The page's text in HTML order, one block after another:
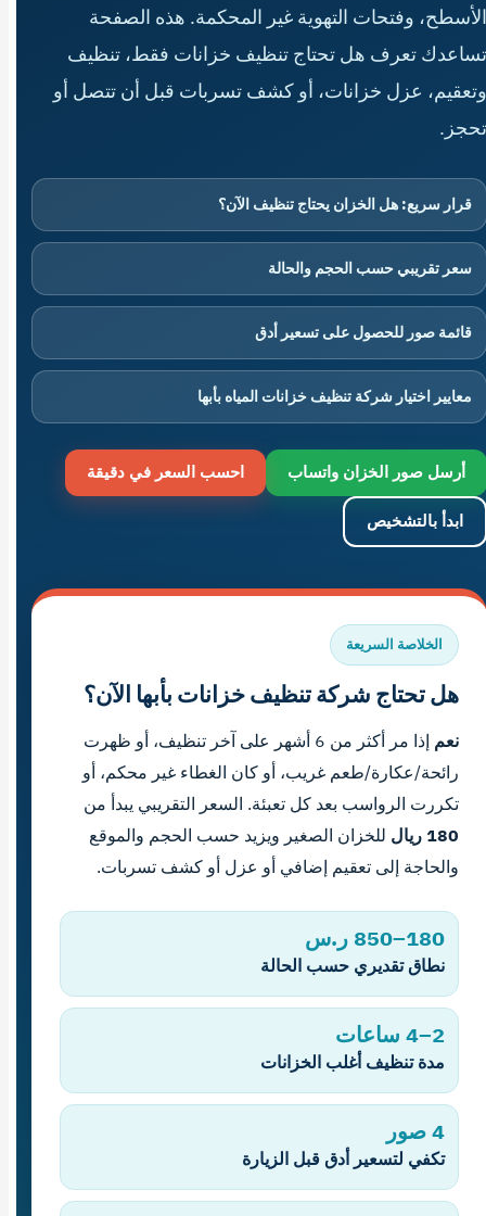
الأسطح، وفتحات التهوية غير المحكمة. هذه الصفحة
تساعدك تعرف هل تحتاج تنظيف خزانات فقط، تنظيف
وتعقيم، عزل خزانات، أو كشف تسربات قبل أن تتصل أو
تحجز.
قرار سريع: هل الخزان يحتاج تنظيف الآن؟
سعر تقريبي حسب الحجم والحالة
قائمة صور للحصول على تسعير أدق
معايير اختيار شركة تنظيف خزانات المياه بأبها
أرسل صور الخزان واتساب احسب السعر في دقيقة
ابدأ بالتشخيص
الخلاصة السريعة
هل تحتاج شركة تنظيف خزانات بأبها الآن؟
نعم
إذا مر أكثر من 6 أشهر على آخر تنظيف، أو ظهرت
رائحة/عكارة/طعم غريب، أو كان الغطاء غير محكم، أو
تكررت الرواسب بعد كل تعبئة. السعر التقريبي يبدأ من
180 ريال
للخزان الصغير ويزيد حسب الحجم والموقع
والحاجة إلى تعقيم إضافي أو عزل أو كشف تسربات.
180–850 ر.س
نطاق تقديري حسب الحالة
2–4 ساعات
مدة تنظيف أغلب الخزانات
4 صور
تكفي لتسعير أدق قبل الزيارة